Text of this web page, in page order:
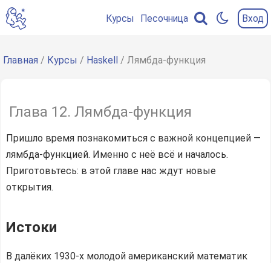
Содержание
Строение
функции
функции
Курсы Песочница Вход
Главная / Курсы / Haskell / Лямбда-функция
Глава 12. Лямбда-функция
Пришло время познакомиться с важной концепцией —
лямбда-функцией. Именно с неё всё и началось.
Приготовьтесь: в этой главе нас ждут новые
открытия.
Истоки
В далёких 1930-х молодой американский математик